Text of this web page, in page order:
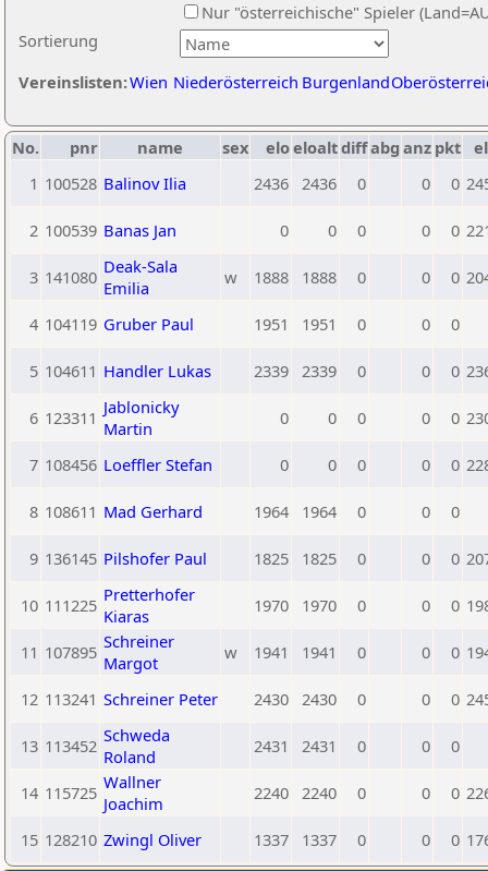
Sortierung
Nur "österreichische" Spieler
Vereinslisten:Wien Niederösterreich Burgenland
No. pnr name sex eloeloaltdiffabg anz pkt
1 100528 Balinov Ilia 2436 2436 0 0 0
2 100539 Banas Jan 0 0 0 0 0
3 141080 Deak-Sala
Emilia
w 1888 1888 0 0 0
4 104119 Gruber Paul 1951 1951 0 0 0
5 104611 Handler Lukas 2339 2339 0 0 0
6 123311 Jablonicky
Martin
0 0 0 0 0
7 108456 Loeffler Stefan 0 0 0 0 0
8 108611 Mad Gerhard 1964 1964 0 0 0
9 136145 Pilshofer Paul 1825 1825 0 0 0
10 111225 Pretterhofer
Kiaras
1970 1970 0 0 0
11 107895 Schreiner
Margot
w 1941 1941 0 0 0
12 113241 Schreiner Peter 2430 2430 0 0 0
13 113452 Schweda
Roland
2431 2431 0 0 0
14 115725 Wallner
Joachim
2240 2240 0 0 0
15 128210 Zwingl Oliver 1337 1337 0 0 0